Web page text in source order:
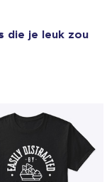
die je leuk zou